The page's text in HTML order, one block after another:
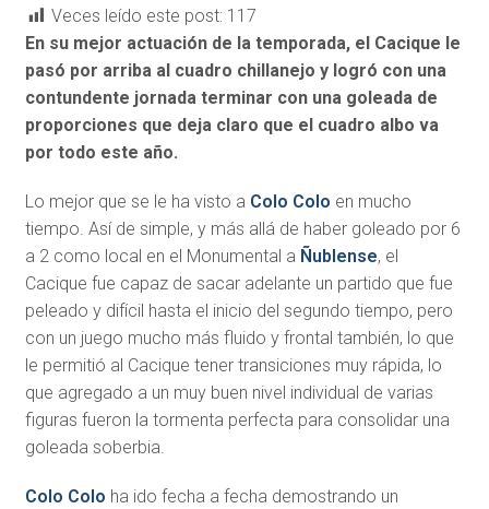
Veces leído este post: 117
En su mejor actuación de la temporada, el Cacique le
pasó por arriba al cuadro chillanejo y logró con una
contundente jornada terminar con una goleada de
proporciones que deja claro que el cuadro albo va
por todo este año.
Lo mejor que se le ha visto a Colo Colo en mucho
tiempo. Así de simple, y más allá de haber goleado por 6
a 2 como local en el Monumental a Ñublense, el
Cacique fue capaz de sacar adelante un partido que fue
peleado y difícil hasta el inicio del segundo tiempo, pero
con un juego mucho más fluido y frontal también, lo que
le permitió al Cacique tener transiciones muy rápida, lo
que agregado a un muy buen nivel individual de varias
figuras fueron la tormenta perfecta para consolidar una
goleada soberbia.
Colo Colo ha ido fecha a fecha demostrando un